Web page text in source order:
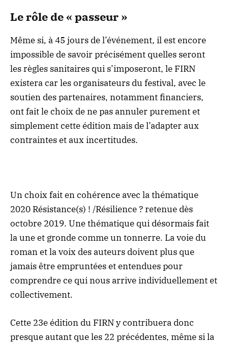
Le rôle de « passeur »
Même si, à 45 jours de l’événement, il est encore
impossible de savoir précisément quelles seront
les règles sanitaires qui s’imposeront, le FIRN
existera car les organisateurs du festival, avec le
soutien des partenaires, notamment financiers,
ont fait le choix de ne pas annuler purement et
simplement cette édition mais de l’adapter aux
contraintes et aux incertitudes.
Un choix fait en cohérence avec la thématique
2020 Résistance(s) ! /Résilience ? retenue dès
octobre 2019. Une thématique qui désormais fait
la une et gronde comme un tonnerre. La voie du
roman et la voix des auteurs doivent plus que
jamais être empruntées et entendues pour
comprendre ce qui nous arrive individuellement et
collectivement.
Cette 23e édition du FIRN y contribuera donc
presque autant que les 22 précédentes, même si la